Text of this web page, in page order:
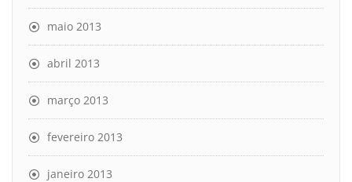
maio 2013
abril 2013
março 2013
fevereiro 2013
janeiro 2013